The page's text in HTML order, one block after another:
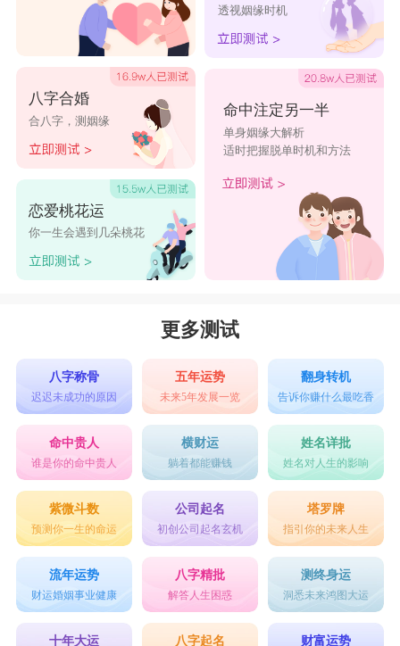
八字合婚
合八字，测姻缘
恋爱桃花运
你一生会遇到几朵桃花
透视姻缘时机
命中注定另一半
单身姻缘大解析
适时把握脱单时机和方法
更多测试
八字称骨
迟迟未成功的原因
五年运势
未来5年发展一览
翻身转机
告诉你赚什么最吃香
命中贵人
谁是你的命中贵人
横财运
躺着都能赚钱
姓名详批
姓名对人生的影响
紫微斗数
预测你一生的命运
公司起名
初创公司起名玄机
塔罗牌
指引你的未来人生
流年运势
财运婚姻事业健康
八字精批
解答人生困惑
测终身运
洞悉未来鸿图大运
十年大运 八字起名 财富运势